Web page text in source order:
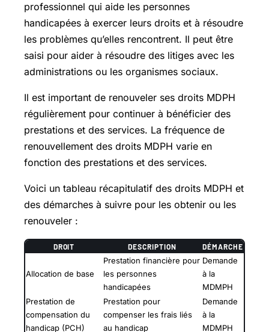
professionnel qui aide les personnes
handicapées à exercer leurs droits et à résoudre
les problèmes qu’elles rencontrent. Il peut être
saisi pour aider à résoudre des litiges avec les
administrations ou les organismes sociaux.
Il est important de renouveler ses droits MDPH
régulièrement pour continuer à bénéficier des
prestations et des services. La fréquence de
renouvellement des droits MDPH varie en
fonction des prestations et des services.
Voici un tableau récapitulatif des droits MDPH et
des démarches à suivre pour les obtenir ou les
renouveler :
DROIT DESCRIPTION DÉMARCHE
Allocation de base
Prestation financière pour
les personnes
handicapées
Demande
à la
MDMPH
Prestation de
compensation du
handicap (PCH)
Prestation pour
compenser les frais liés
au handicap
Demande
à la
MDMPH